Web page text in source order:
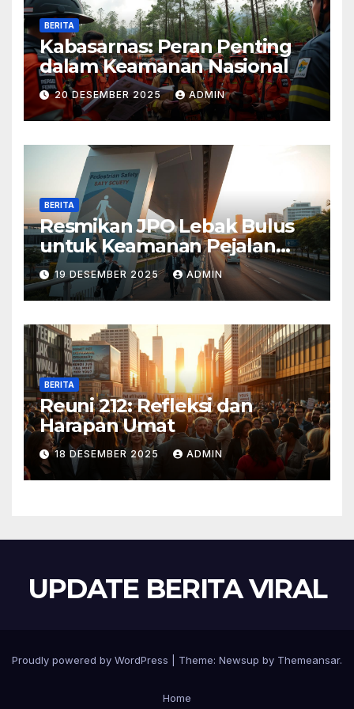
BERITA
Kabasarnas: Peran Penting
dalam Keamanan Nasional
20 DESEMBER 2025 ADMIN
BERITA
Resmikan JPO Lebak Bulus
untuk Keamanan Pejalan
Kaki
19 DESEMBER 2025 ADMIN
BERITA
Reuni 212: Refleksi dan
Harapan Umat
18 DESEMBER 2025 ADMIN
UPDATE BERITA VIRAL
Proudly powered by WordPress Theme: Newsup by Themeansar.
Home